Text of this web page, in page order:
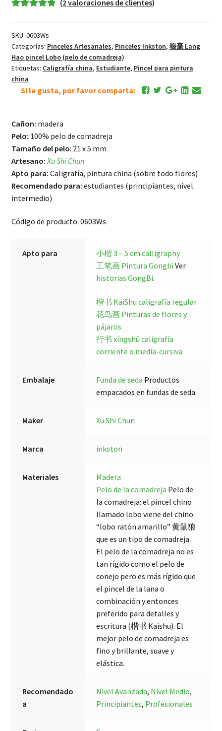
Pincel
Lang
Hao
Lobo
Pequeño
cantidad
basado en
puntuación
de cliente
(2valoraciones de clientes)
SKU: 0603Ws
Categorías: Pinceles Artesanales, Pinceles Inkston, 狼毫 Lang
Hao pincel Lobo (pelo de comadreja)
Etiquetas: Caligrafía china, Estudiante, Pincel para pintura
china
Si le gusta, por favor comparta:
Cañon: madera
Pelo: 100% pelo de comadreja
Tamaño del pelo: 21 x 5 mm
Artesano: Xu Shi Chun
Apto para: Caligrafía, pintura china (sobre todo flores)
Recomendado para: estudiantes (principiantes, nivel
intermedio)
Código de producto: 0603Ws
Apto para
小楷 3 – 5 cm calligraphy
工笔画 Pintura Gongbi Ver
historias GongBi.
楷书 KaiShu caligrafía regular
花鸟画 Pinturas de flores y
pájaros
行书 xíngshū caligrafía
corriente o media-cursiva
Embalaje Funda de seda Productos
empacados en fundas de seda
Maker Xu Shi Chun
Marca inkston
Materiales
Madera
Pelo de la comadreja Pelo de
la comadreja: el pincel chino
llamado lobo viene del chino
“lobo ratón amarillo” 黄鼠狼
que es un tipo de comadreja.
El pelo de la comadreja no es
tan rígido como el pelo de
conejo pero es más rígido que
el pincel de la lana o
combinación y entonces
preferido para detalles y
escritura (楷书 Kaishu). El
mejor pelo de comadreja es
fino y brillante, suave y
elástica.
Recomendado
a
Nivel Avanzada, Nivel Medio,
Principiantes, Profesionales